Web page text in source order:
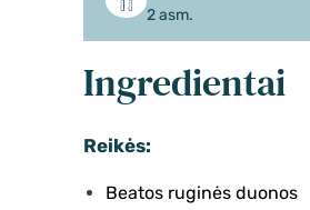
2 asm.
Ingredientai
Reikės:
Beatos ruginės duonos